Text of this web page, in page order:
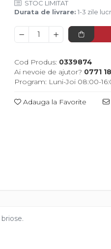
STOC LIMITAT
Durata de livrare: 1-3 zile
Cod Produs: 0339874
Ai nevoie de ajutor? 0771
Program: Luni-Joi 08:00-
Adauga la Favorite